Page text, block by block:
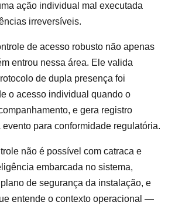
ação individual mal executada
irreversíveis.
de acesso robusto não apenas
entrou nessa área. Ele valida
de dupla presença foi
o acesso individual quando o
e gera registro
para conformidade regulatória.
não é possível com catraca e
embarcada no sistema,
de segurança da instalação, e
entende o contexto operacional —